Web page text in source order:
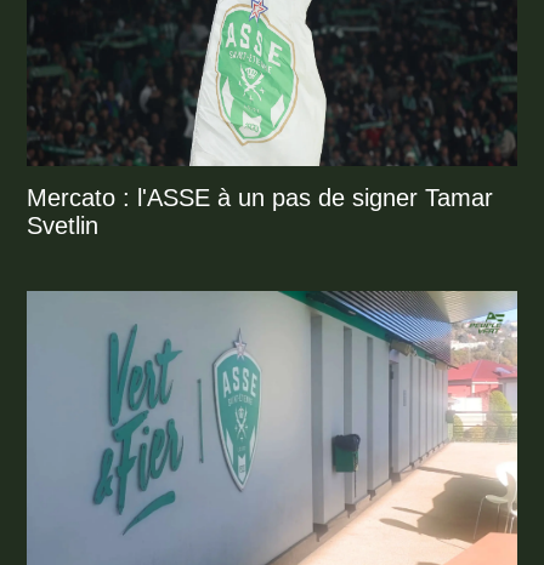
Mercato : l'ASSE à un pas de signer Tamar
Svetlin